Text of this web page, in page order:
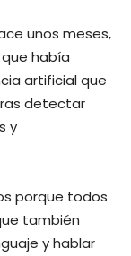
unos meses,
había
artificial que
detectar
y
porque todos
también
y hablar